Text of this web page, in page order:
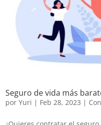
Seguro de vida más
porYuri | Feb 28, 2023 |